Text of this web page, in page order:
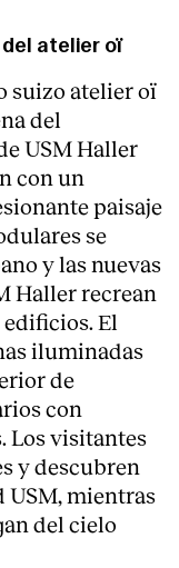
atelier oï
suizo atelier oï
del
USM Haller
con un
paisaje
se
y las nuevas
Haller recrean
El
iluminadas
de
con
Los visitantes
y descubren
USM, mientras
del cielo